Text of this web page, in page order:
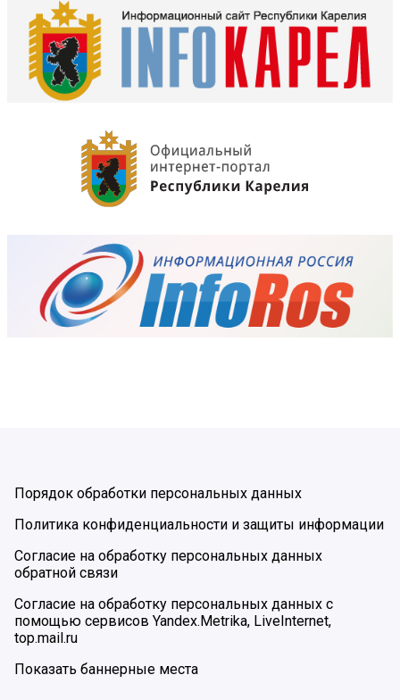
Порядок обработки персональных данных
Политика конфиденциальности и защиты информации
Согласие на обработку персональных данных
обратной связи
Согласие на обработку персональных данных с
помощью сервисов Yandex.Metrika, LiveInternet,
top.mail.ru
Показать баннерные места